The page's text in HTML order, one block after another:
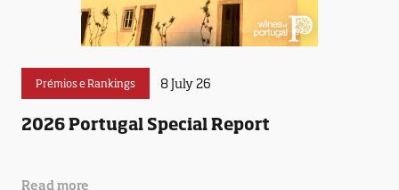
Prémios e Rankings 8 July 26
2026 Portugal Special Report
Read more